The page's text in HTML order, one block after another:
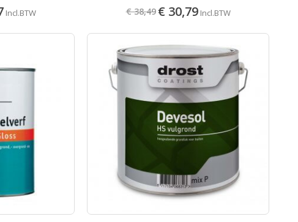
Incl.BTW
€ 38,49 € 30,79 Incl.BTW